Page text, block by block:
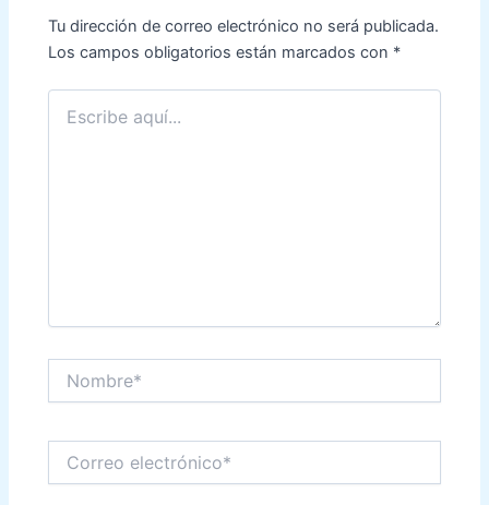
Tu dirección de correo electrónico no será publicada.
Los campos obligatorios están marcados con *
Escribe
aquí...
electrónico*